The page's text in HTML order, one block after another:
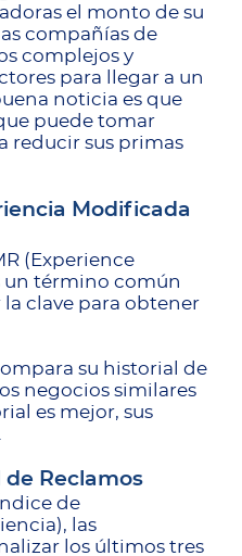
el monto de su
compañías de
complejos y
para llegar a un
noticia es que
puede tomar
reducir sus primas
Modificada
(Experience
un término común
la clave para obtener
su historial de
negocios similares
es mejor, sus
de Reclamos
de
las
los últimos tres